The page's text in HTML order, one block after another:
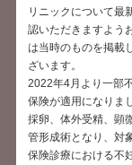
リニックについて最
認いただきますよう
は当時のものを掲載
ざいます。
2022年4月より一部
保険が適用になりま
採卵、体外受精、顕
管形成術となり、対
保険診療における不